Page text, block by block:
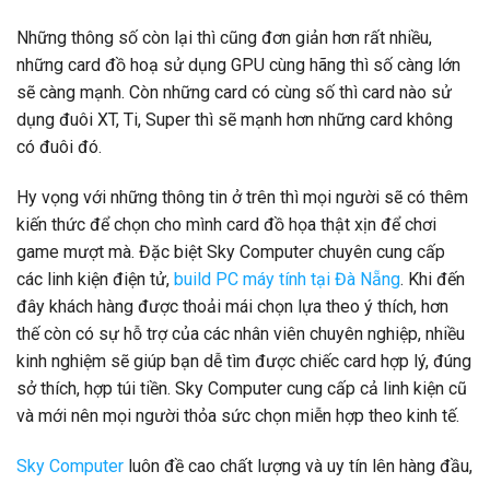
Những thông số còn lại thì cũng đơn giản hơn rất nhiều,
những card đồ hoạ sử dụng GPU cùng hãng thì số càng lớn
sẽ càng mạnh. Còn những card có cùng số thì card nào sử
dụng đuôi XT, Ti, Super thì sẽ mạnh hơn những card không
có đuôi đó.
Hy vọng với những thông tin ở trên thì mọi người sẽ có thêm
kiến thức để chọn cho mình card đồ họa thật xịn để chơi
game mượt mà. Đặc biệt Sky Computer chuyên cung cấp
các linh kiện điện tử, build PC máy tính tại Đà Nẵng. Khi đến
đây khách hàng được thoải mái chọn lựa theo ý thích, hơn
thế còn có sự hỗ trợ của các nhân viên chuyên nghiệp, nhiều
kinh nghiệm sẽ giúp bạn dễ tìm được chiếc card hợp lý, đúng
sở thích, hợp túi tiền. Sky Computer cung cấp cả linh kiện cũ
và mới nên mọi người thỏa sức chọn miễn hợp theo kinh tế.
Sky Computer luôn đề cao chất lượng và uy tín lên hàng đầu,